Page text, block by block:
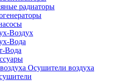
радиаторы
Воздух
Вода
Вода
Осушители воздуха